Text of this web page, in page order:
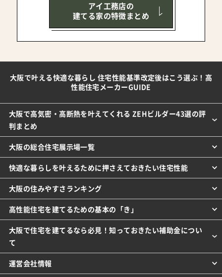
アイ工務店の
建てる家の特徴まとめ
大阪で叶える快適な暮らし 住宅性能基準改定後はこう選ぶ！高
性能住宅メーカーGUIDE
大阪で高気密・高断熱を叶えてくれる ZEHビルダー43選の評
判まとめ
大阪の総合住宅展示場一覧
快適な暮らしを叶えるために押さえておきたい住宅性能
大阪の住みやすさランキング
高性能住宅を建てるための基本の「き」
大阪で住宅を建てるなら必見！知っておきたい補助金につい
て
運営会社情報